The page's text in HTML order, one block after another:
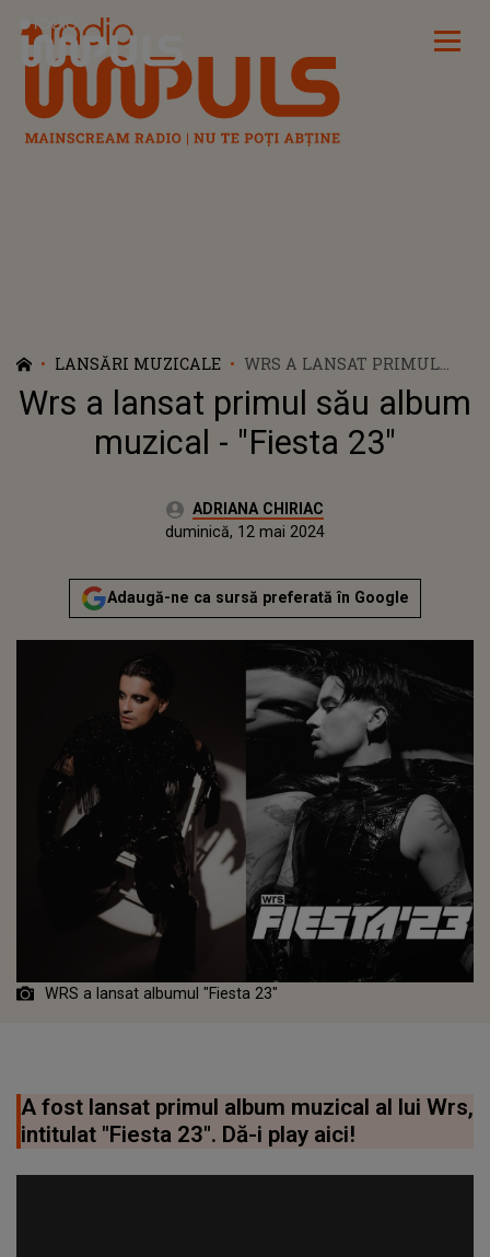
Radio Impuls
LANSĂRI MUZICALE
WRS A LANSAT PRIMUL
SĂU ALBUM MUZICAL -
"FIESTA 23"
Wrs a lansat primul său album
muzical - "Fiesta 23"
Autor:ADRIANA CHIRIAC
Actualizat:
duminică, 12 mai 2024
Adaugă-ne ca sursă preferată în Google
WRS a lansat albumul "Fiesta 23"
A fost lansat primul album muzical al lui Wrs,
intitulat "Fiesta 23". Dă-i play aici!